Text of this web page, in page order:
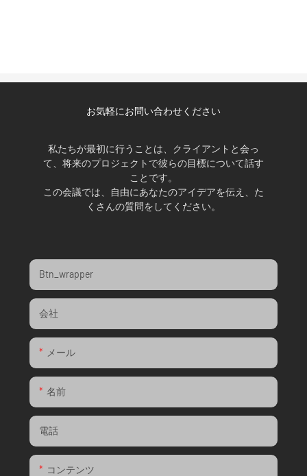
お気軽にお問い合わせください
私たちが最初に行うことは、クライアントと会っ
て、将来のプロジェクトで彼らの目標について話す
ことです。
この会議では、自由にあなたのアイデアを伝え、た
くさんの質問をしてください。
Btn_wrapper
会社
メール
名前
電話
コンテンツ